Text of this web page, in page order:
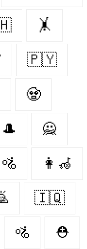
🤸‍
🇵🇾
🧟‍
🎩 🙅‍
🚵 👩‍🦽
🇮🇶
🚵‍ ⛑